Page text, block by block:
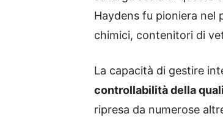
Haydens fu pioniera
chimici, contenitori di
La capacità di gestire
controllabilità della
ripresa da numerose